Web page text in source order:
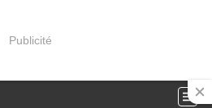
Publicité